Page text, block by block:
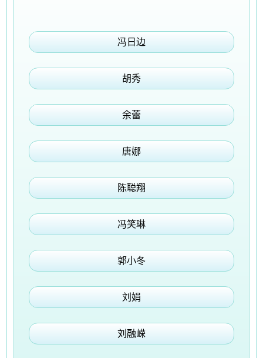
冯日边
胡秀
余蕾
唐娜
陈聪翔
冯笑琳
郭小冬
刘娟
刘融嵘